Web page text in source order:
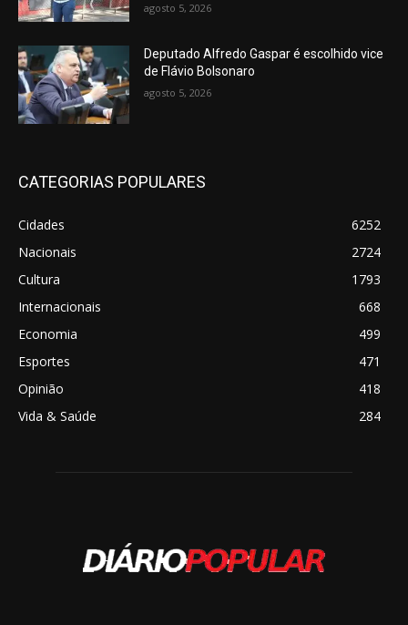
agosto 5, 2026
Deputado Alfredo Gaspar é escolhido vice
de Flávio Bolsonaro
agosto 5, 2026
CATEGORIAS POPULARES
Cidades
6252
Nacionais
2724
Cultura
1793
Internacionais
668
Economia
499
Esportes
471
Opinião
418
Vida & Saúde
284